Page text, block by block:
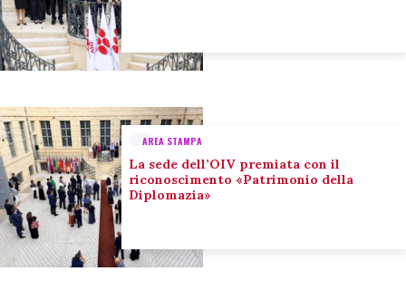
AREA STAMPA
La sede dell’OIV premiata con il
riconoscimento «Patrimonio della
Diplomazia»